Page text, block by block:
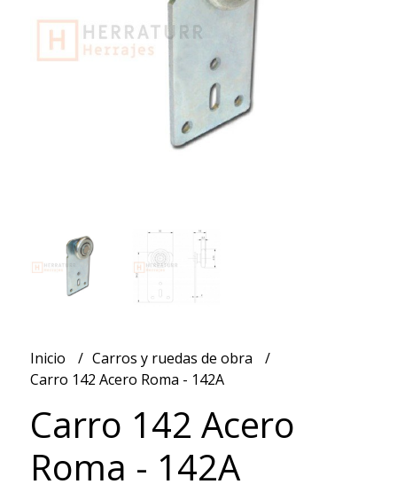
Inicio
Carros y ruedas de obra
Carro 142 Acero Roma - 142A
Carro 142 Acero
Roma - 142A